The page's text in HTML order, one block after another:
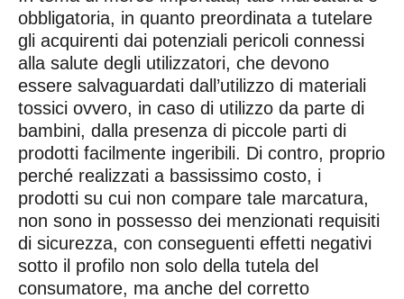
obbligatoria, in quanto preordinata a tutelare
gli acquirenti dai potenziali pericoli connessi
alla salute degli utilizzatori, che devono
essere salvaguardati dall’utilizzo di materiali
tossici ovvero, in caso di utilizzo da parte di
bambini, dalla presenza di piccole parti di
prodotti facilmente ingeribili. Di contro, proprio
perché realizzati a bassissimo costo, i
prodotti su cui non compare tale marcatura,
non sono in possesso dei menzionati requisiti
di sicurezza, con conseguenti effetti negativi
sotto il profilo non solo della tutela del
consumatore, ma anche del corretto